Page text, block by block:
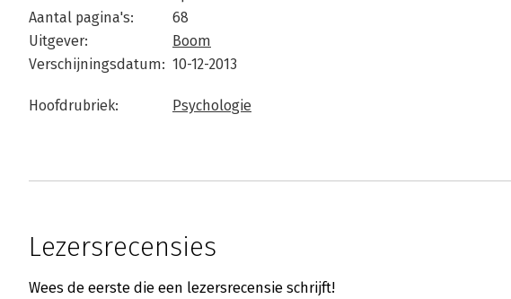
Aantal pagina's:
68
Uitgever:
Boom
Verschijningsdatum: 10-12-2013
Hoofdrubriek: Psychologie
Lezersrecensies
Wees de eerste die een lezersrecensie schrijft!